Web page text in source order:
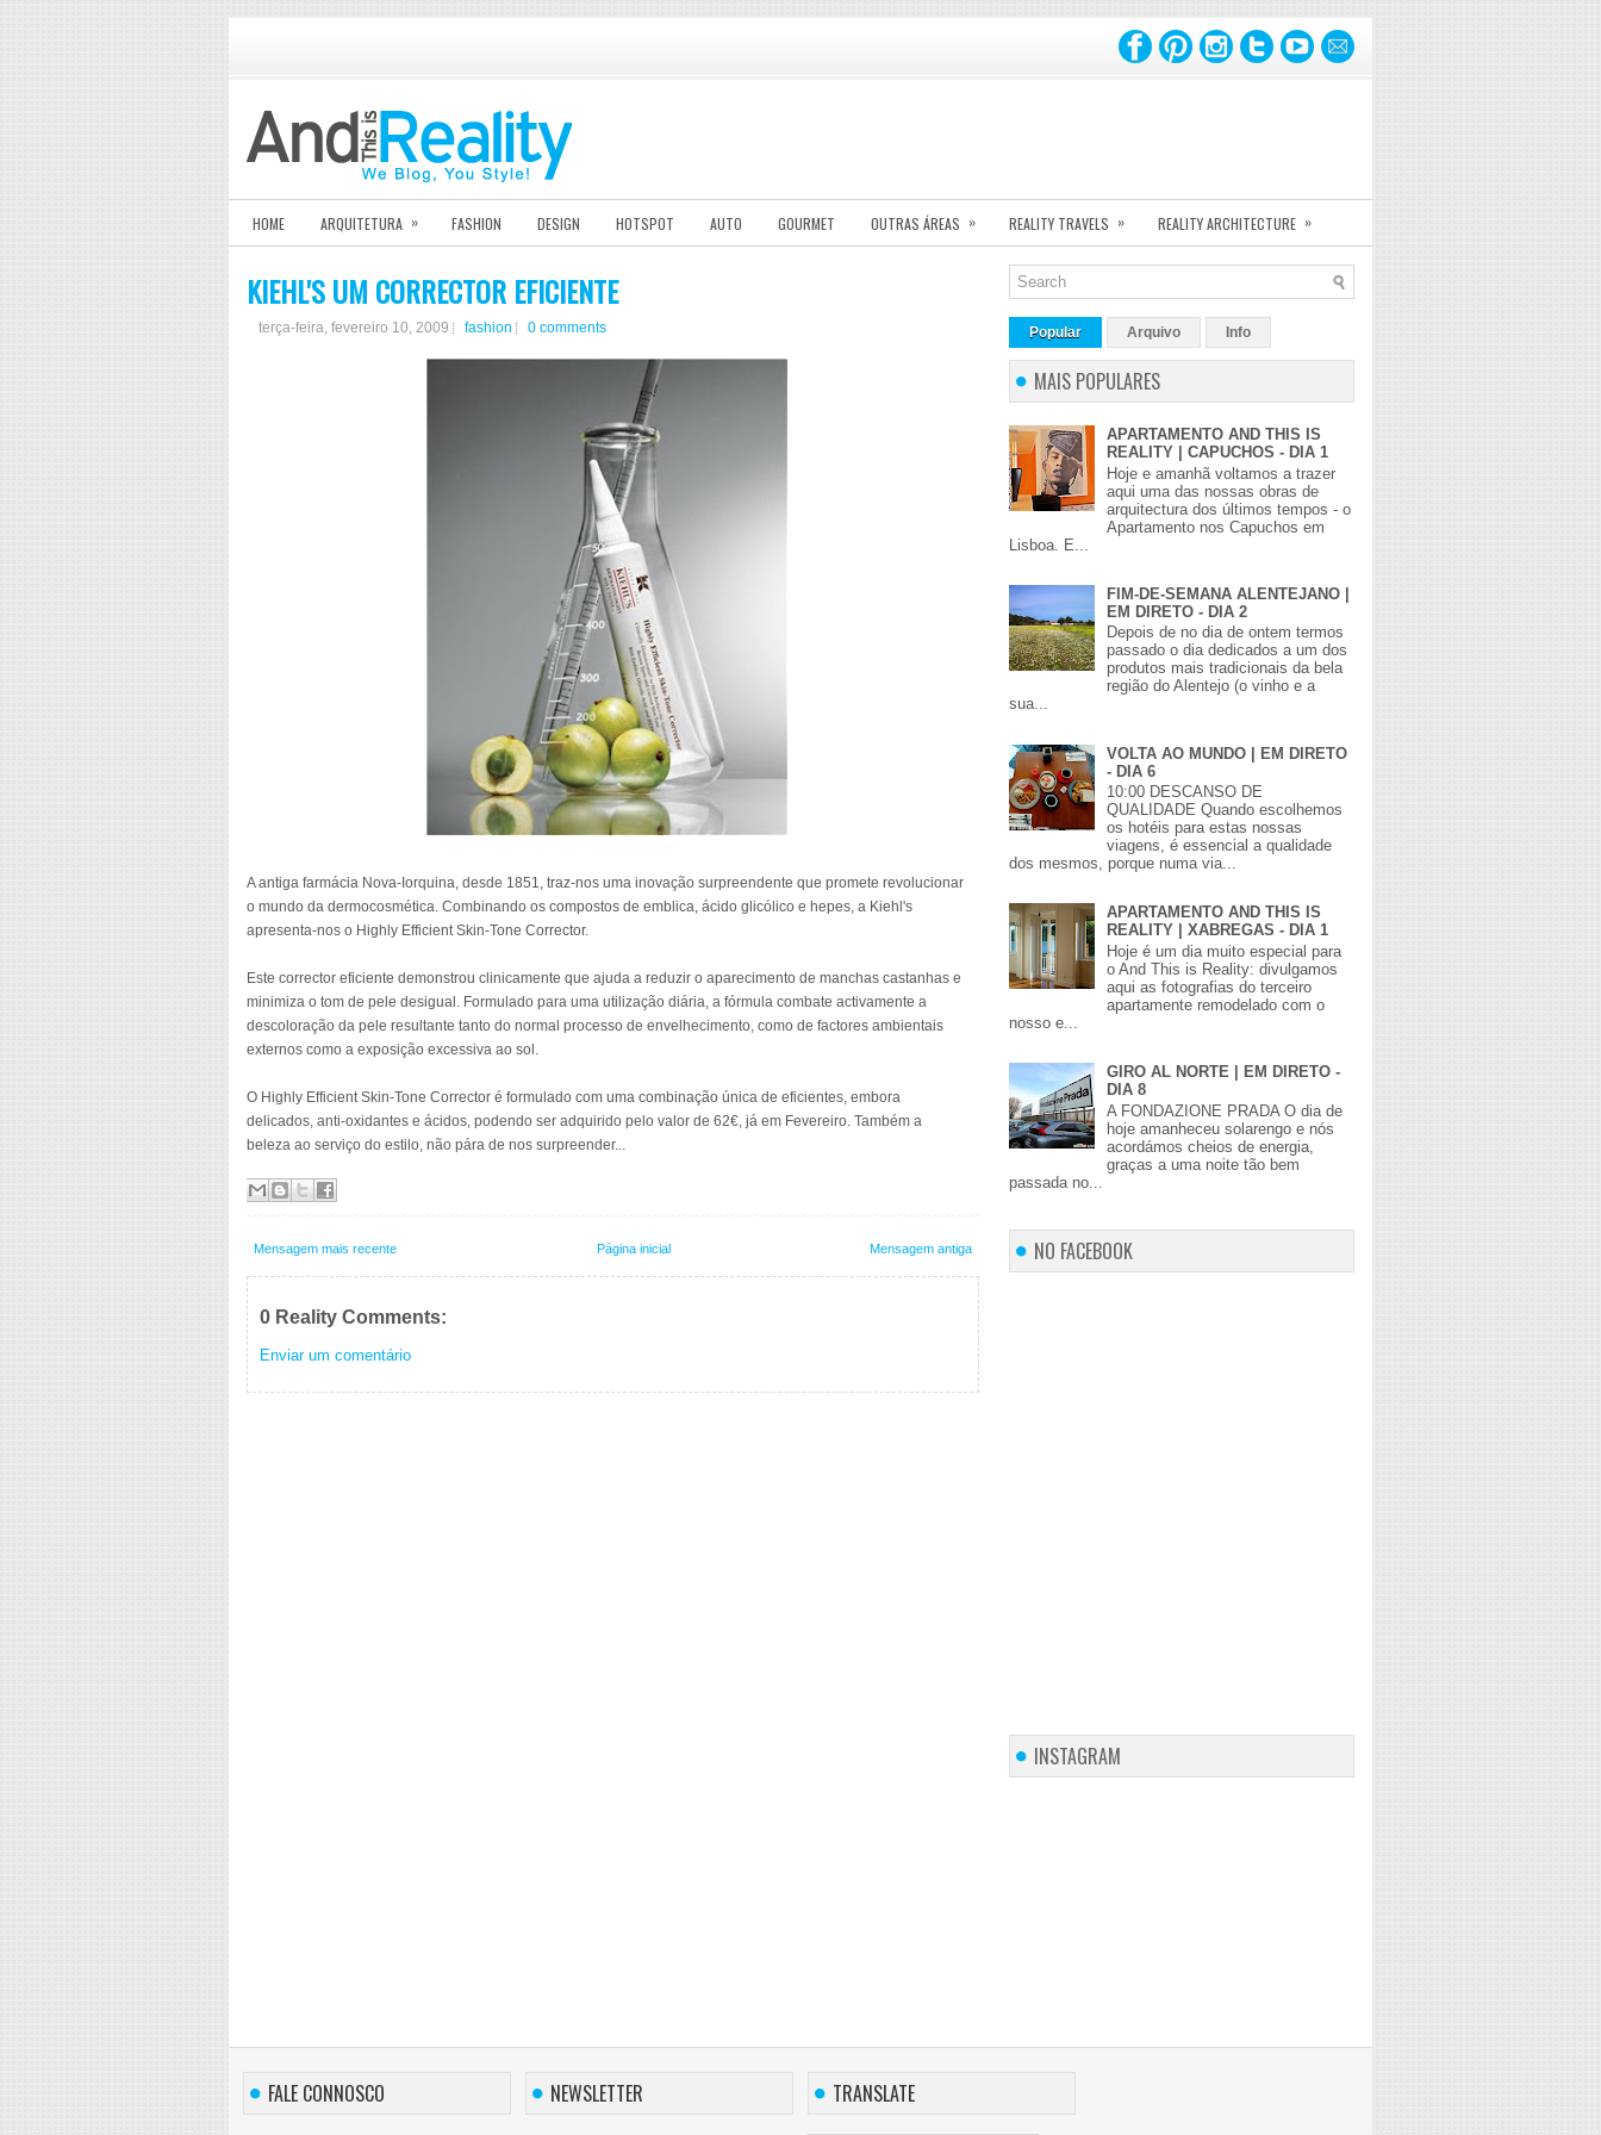
HOME ARQUITETURA » FASHION DESIGN HOTSPOT AUTO GOURMET OUTRAS ÁREAS » REALITY TRAVELS » REALITY ARCHITECTURE »
KIEHL'S UM CORRECTOR EFICIENTE
terça-feira, fevereiro 10, 2009 fashion 0 comments
A antiga farmácia Nova-Iorquina, desde 1851, traz-nos uma inovação surpreendente que promete revolucionar
o mundo da dermocosmética. Combinando os compostos de emblica, ácido glicólico e hepes, a Kiehl's
apresenta-nos o Highly Efficient Skin-Tone Corrector.
Este corrector eficiente demonstrou clinicamente que ajuda a reduzir o aparecimento de manchas castanhas e
minimiza o tom de pele desigual. Formulado para uma utilização diária, a fórmula combate activamente a
descoloração da pele resultante tanto do normal processo de envelhecimento, como de factores ambientais
externos como a exposição excessiva ao sol.
O Highly Efficient Skin-Tone Corrector é formulado com uma combinação única de eficientes, embora
delicados, anti-oxidantes e ácidos, podendo ser adquirido pelo valor de 62€, já em Fevereiro. Também a
beleza ao serviço do estilo, não pára de nos surpreender...
Mensagem mais recente Mensagem antiga
Página inicial
0 Reality Comments:
Enviar um comentário
Popular Arquivo Info
MAIS POPULARES
APARTAMENTO AND THIS IS
REALITY | CAPUCHOS - DIA 1
Hoje e amanhã voltamos a trazer
aqui uma das nossas obras de
arquitectura dos últimos tempos - o
Apartamento nos Capuchos em
Lisboa. E...
FIM-DE-SEMANA ALENTEJANO |
EM DIRETO - DIA 2
Depois de no dia de ontem termos
passado o dia dedicados a um dos
produtos mais tradicionais da bela
região do Alentejo (o vinho e a
sua...
VOLTA AO MUNDO | EM DIRETO
- DIA 6
10:00 DESCANSO DE
QUALIDADE Quando escolhemos
os hotéis para estas nossas
viagens, é essencial a qualidade
dos mesmos, porque numa via...
APARTAMENTO AND THIS IS
REALITY | XABREGAS - DIA 1
Hoje é um dia muito especial para
o And This is Reality: divulgamos
aqui as fotografias do terceiro
apartamente remodelado com o
nosso e...
GIRO AL NORTE | EM DIRETO -
DIA 8
A FONDAZIONE PRADA O dia de
hoje amanheceu solarengo e nós
acordámos cheios de energia,
graças a uma noite tão bem
passada no...
NO FACEBOOK
INSTAGRAM
FALE CONNOSCO NEWSLETTER TRANSLATE